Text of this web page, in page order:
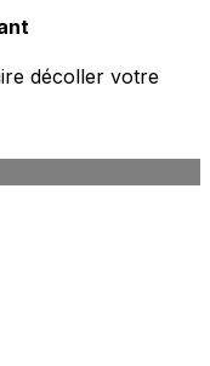
décoller votre